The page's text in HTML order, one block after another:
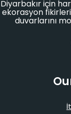
Diyarbakır için
ekorasyon
duvarlarını